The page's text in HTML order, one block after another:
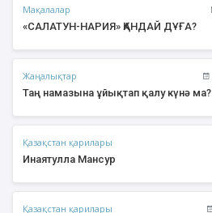
Мақалалар
«САЛАТУН-НАРИЯ» ҚАНДАЙ ДҰҒА?
Жаңалықтар
Таң намазына ұйықтап қалу күнә ма?
Қазақстан қарилары
Инаятулла Мансур
Қазақстан қарилары